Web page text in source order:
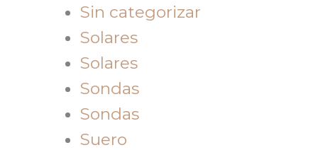
Sin categorizar
Solares
Solares
Sondas
Sondas
Suero